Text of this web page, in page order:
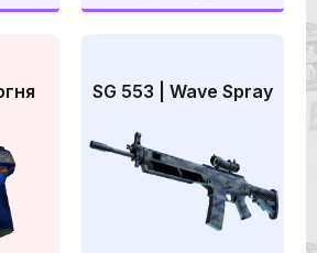
SG 553 | Wave Spray